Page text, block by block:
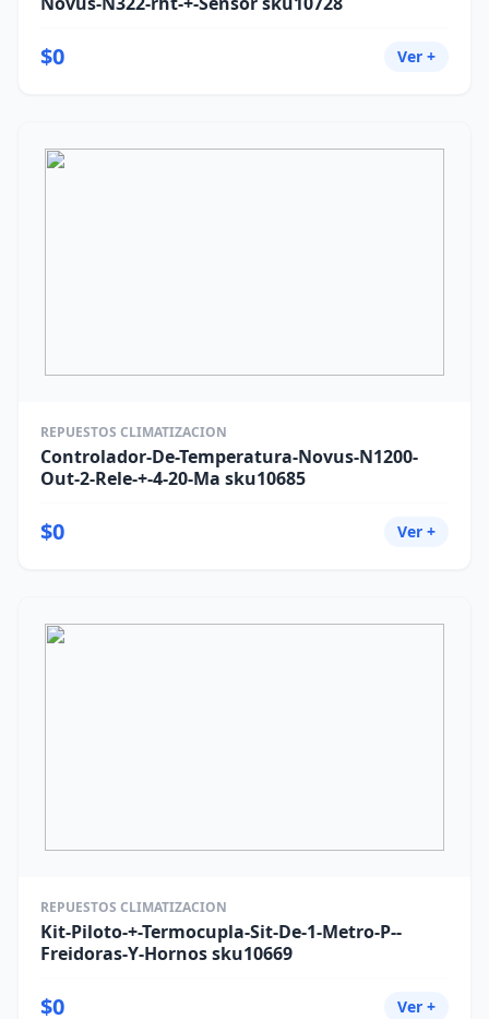
$0 Ver +
REPUESTOS CLIMATIZACION
Controlador-De-Temperatura-Novus-N1200-
Out-2-Rele-+-4-20-Ma sku10685
$0 Ver +
REPUESTOS CLIMATIZACION
Kit-Piloto-+-Termocupla-Sit-De-1-Metro-P--
Freidoras-Y-Hornos sku10669
$0 Ver +